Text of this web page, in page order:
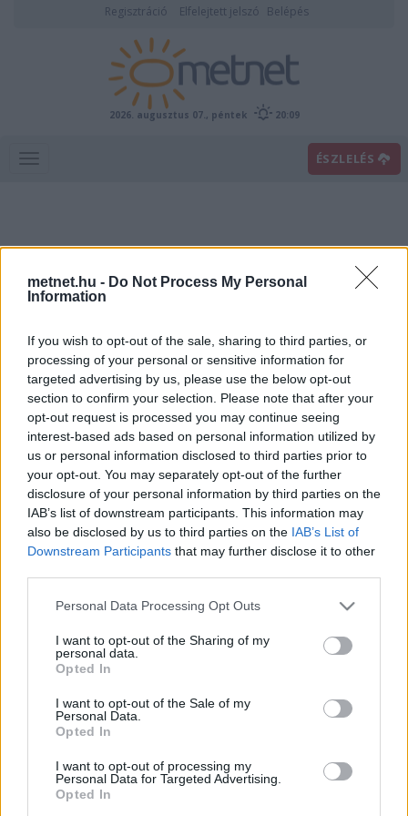
metnet.hu - Do Not Process My Personal
Information
If you wish to opt-out of the sale, sharing to third parties, or
processing of your personal or sensitive information for
targeted advertising by us, please use the below opt-out
section to confirm your selection. Please note that after your
opt-out request is processed you may continue seeing
interest-based ads based on personal information utilized by
us or personal information disclosed to third parties prior to
your opt-out. You may separately opt-out of the further
disclosure of your personal information by third parties on the
IAB’s list of downstream participants. This information may
also be disclosed by us to third parties on the IAB’s List of
Downstream Participants that may further disclose it to other
Please note that this website/app uses one or more Google
not limited to your visit or usage behaviour. You may click to
grant or deny consent to Google and its third-party tags to
use your data for below specified purposes in below Google
consent section.
Personal Data Processing Opt Outs
I want to opt-out of the Sharing of my
personal data.
Opted In
I want to opt-out of the Sale of my
Personal Data.
Opted In
I want to opt-out of processing my
Personal Data for Targeted Advertising.
Opted In
Regisztráció Elfelejtett jelszó Belépés
2026. augusztus 07., péntek 20:09
ÉSZLELÉS
Március 29-én óraállítás
Érdekességek- Publikálva: 2026-03-27 16:50 | Becsült olvasási idő: kb 0
perc.
wetsom
Újra itt van! Március 29-én hajnali kettő órakor időmérő
eszközeinket egy órával előre kell állítanunk. Ezzel
elkezdődik a nyári időszámítás. A meteorológiai
paraméterek mérési ideje is változik, így ezúton szeretnénk